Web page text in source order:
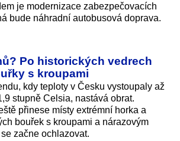
je modernizace zabezpečovacích
bude náhradní autobusová doprava.
Po historických vedrech
s kroupami
kdy teploty v Česku vystoupaly až
stupně Celsia, nastává obrat.
přinese místy extrémní horka a
bouřek s kroupami a nárazovým
začne ochlazovat.